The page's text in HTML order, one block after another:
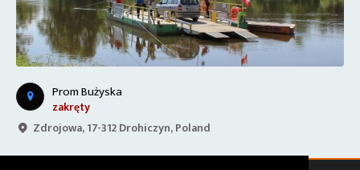
Prom Bużyska
zakręty
Zdrojowa, 17-312 Drohiczyn, Poland